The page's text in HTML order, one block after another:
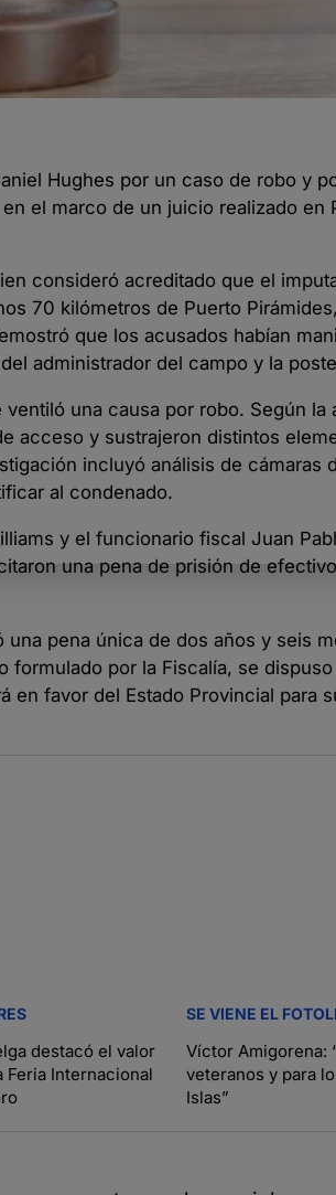
Hughes por un caso de robo y
el marco de un juicio realizado en
consideró acreditado que el
70 kilómetros de Puerto
que los acusados habían
administrador del campo y la
una causa por robo. Según la
acceso y sustrajeron distintos
incluyó análisis de cámaras
al condenado.
y el funcionario fiscal Juan
una pena de prisión de
pena única de dos años y seis
formulado por la Fiscalía, se
favor del Estado Provincial para
destacó el valor
Feria Internacional
SE VIENE EL
Víctor Amigorena:
veteranos y para
Islas”